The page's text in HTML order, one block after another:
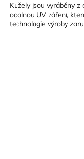
Kužely jsou vyráběny z
odolnou UV záření,
technologie výroby